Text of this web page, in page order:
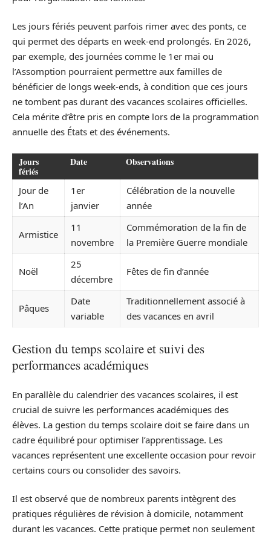
Les jours fériés peuvent parfois rimer avec des ponts, ce
qui permet des départs en week-end prolongés. En 2026,
par exemple, des journées comme le 1er mai ou
l’Assomption pourraient permettre aux familles de
bénéficier de longs week-ends, à condition que ces jours
ne tombent pas durant des vacances scolaires officielles.
Cela mérite d’être pris en compte lors de la programmation
annuelle des États et des événements.
Jours
fériés
Date Observations
Jour de
l’An
1er
janvier
Célébration de la nouvelle
année
Armistice
11
novembre
Commémoration de la fin de
la Première Guerre mondiale
Noël
25
décembre
Fêtes de fin d’année
Pâques
Date
variable
Traditionnellement associé à
des vacances en avril
Gestion du temps scolaire et suivi des
performances académiques
En parallèle du calendrier des vacances scolaires, il est
crucial de suivre les performances académiques des
élèves. La gestion du temps scolaire doit se faire dans un
cadre équilibré pour optimiser l’apprentissage. Les
vacances représentent une excellente occasion pour revoir
certains cours ou consolider des savoirs.
Il est observé que de nombreux parents intègrent des
pratiques régulières de révision à domicile, notamment
durant les vacances. Cette pratique permet non seulement